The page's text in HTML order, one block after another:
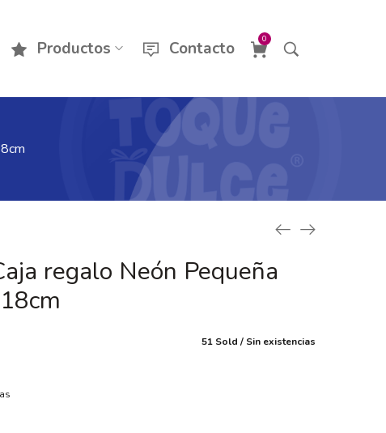
Productos Contacto 0
regalo Neón Pequeña
51 Sold Sin existencias